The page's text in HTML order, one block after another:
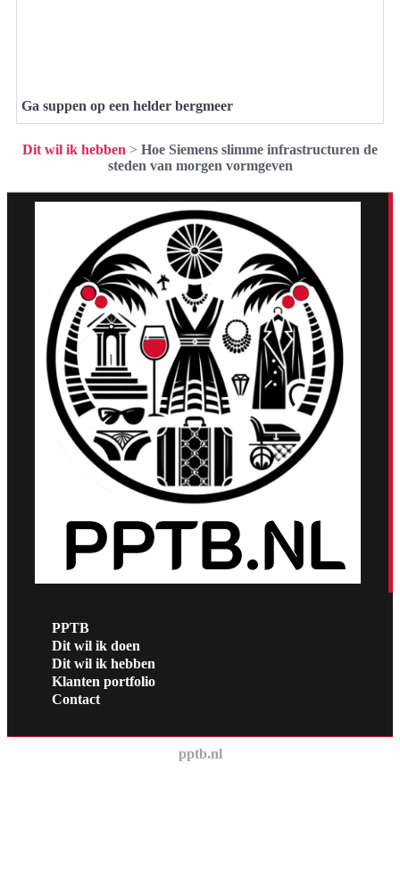
Ga suppen op een helder bergmeer
Dit wil ik hebben > Hoe Siemens slimme infrastructuren de
steden van morgen vormgeven
PPTB
Dit wil ik doen
Dit wil ik hebben
Klanten portfolio
Contact
pptb.nl